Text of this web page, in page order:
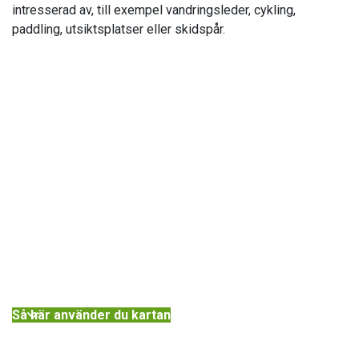
intresserad av, till exempel vandringsleder, cykling,
paddling, utsiktsplatser eller skidspår.
Så här använder du kartan